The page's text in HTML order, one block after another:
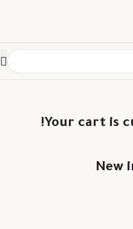
Your cart is
New